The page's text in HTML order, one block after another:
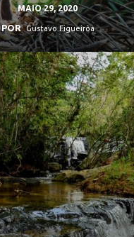
MAIO 29, 2020
POR Gustavo Figueirôa